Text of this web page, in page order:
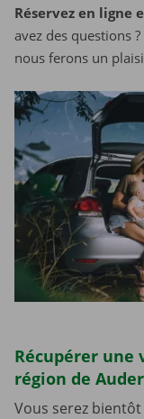
Réservez en ligne
avez des questions ?
nous ferons un
Récupérer une
région de
Vous serez